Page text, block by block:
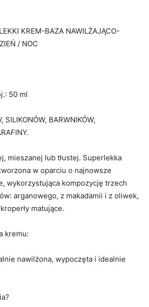
KREM-BAZA NAWILŻAJĄCO-
/ NOC
50 ml
SILIKONÓW, BARWNIKÓW,
mieszanej lub tłustej. Superlekka
w oparciu o najnowsze
wykorzystująca kompozycję trzech
arganowego, z makadamii i z oliwek,
matujące.
kremu:
nawilżona, wypoczęta i idealnie